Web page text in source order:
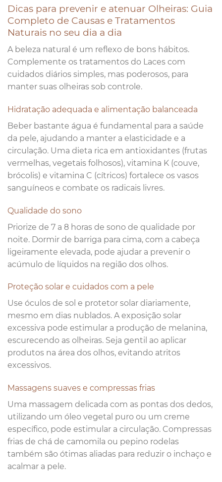
Dicas para prevenir e atenuar Olheiras: Guia
Completo de Causas e Tratamentos
Naturais no seu dia a dia
A beleza natural é um reflexo de bons hábitos.
Complemente os tratamentos do Laces com
cuidados diários simples, mas poderosos, para
manter suas olheiras sob controle.
Hidratação adequada e alimentação balanceada
Beber bastante água é fundamental para a saúde
da pele, ajudando a manter a elasticidade e a
circulação. Uma dieta rica em antioxidantes (frutas
vermelhas, vegetais folhosos), vitamina K (couve,
brócolis) e vitamina C (cítricos) fortalece os vasos
sanguíneos e combate os radicais livres.
Qualidade do sono
Priorize de 7 a 8 horas de sono de qualidade por
noite. Dormir de barriga para cima, com a cabeça
ligeiramente elevada, pode ajudar a prevenir o
acúmulo de líquidos na região dos olhos.
Proteção solar e cuidados com a pele
Use óculos de sol e protetor solar diariamente,
mesmo em dias nublados. A exposição solar
excessiva pode estimular a produção de melanina,
escurecendo as olheiras. Seja gentil ao aplicar
produtos na área dos olhos, evitando atritos
excessivos.
Massagens suaves e compressas frias
Uma massagem delicada com as pontas dos dedos,
utilizando um óleo vegetal puro ou um creme
específico, pode estimular a circulação. Compressas
frias de chá de camomila ou pepino rodelas
também são ótimas aliadas para reduzir o inchaço e
acalmar a pele.